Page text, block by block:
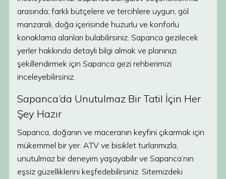
arasında; farklı bütçelere ve tercihlere uygun, göl
manzaralı, doğa içerisinde huzurlu ve konforlu
konaklama alanları bulabilirsiniz. Sapanca gezilecek
yerler hakkında detaylı bilgi almak ve planınızı
şekillendirmek için Sapanca gezi rehberimizi
inceleyebilirsiniz.
Sapanca’da Unutulmaz Bir Tatil İçin Her
Şey Hazır
Sapanca, doğanın ve maceranın keyfini çıkarmak için
mükemmel bir yer. ATV ve bisiklet turlarımızla,
unutulmaz bir deneyim yaşayabilir ve Sapanca’nın
eşsiz güzelliklerini keşfedebilirsiniz. Sitemizdeki